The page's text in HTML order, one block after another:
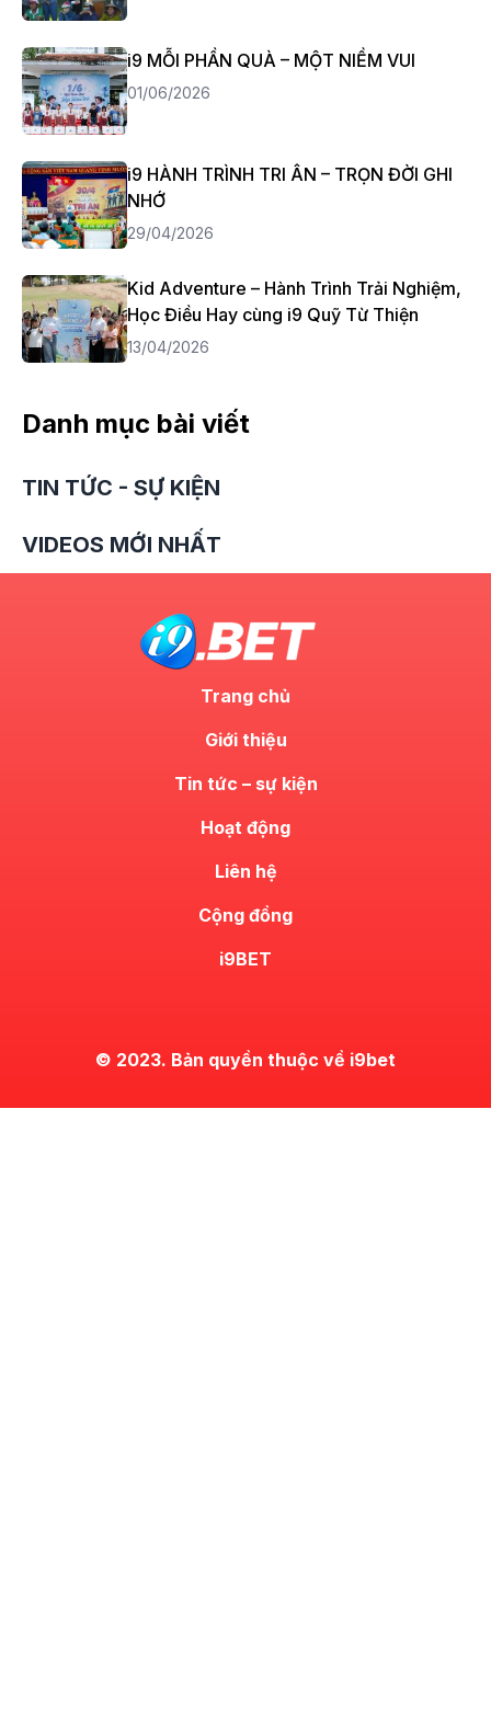
i9 MỖI PHẦN QUÀ – MỘT NIỀM VUI
01/06/2026
i9 HÀNH TRÌNH TRI ÂN – TRỌN ĐỜI GHI
NHỚ
29/04/2026
Kid Adventure – Hành Trình Trải Nghiệm,
Học Điều Hay cùng i9 Quỹ Từ Thiện
13/04/2026
Danh mục bài viết
TIN TỨC - SỰ KIỆN
VIDEOS MỚI NHẤT
Trang chủ
Giới thiệu
Tin tức – sự kiện
Hoạt động
Liên hệ
Cộng đồng
i9BET
© 2023. Bản quyền thuộc về i9bet